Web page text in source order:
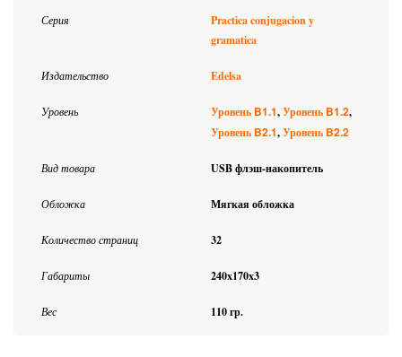
Серия
Practica conjugacion y
gramatica
Издательство Edelsa
Уровень Уровень B1.1 Уровень B1.2
Уровень B2.1 Уровень B2.2
Вид товара USB флэш-накопитель
Обложка Мягкая обложка
Количество страниц 32
Габариты 240x170x3
Вес 110 гр.